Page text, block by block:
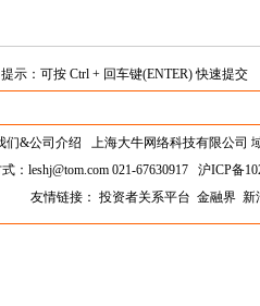
提示：可按 Ctrl + 回车键(ENTER) 快速提交
们&公司介绍 上海大牛网络科技有限公司
：leshj@tom.com 021-67630917沪ICP备
友情链接：投资者关系平台 金融界 新